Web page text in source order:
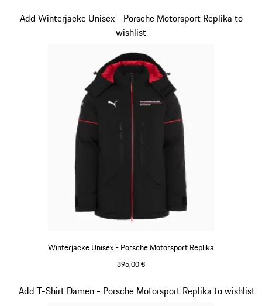
Winterjacke Unisex - Porsche Motorsport Replika
395,00 €
Add Winterjacke Unisex - Porsche Motorsport Replika to
wishlist
Slide 6 von 20
Add T-Shirt Damen - Porsche Motorsport Replika to wishlist
Slide 7 von 20